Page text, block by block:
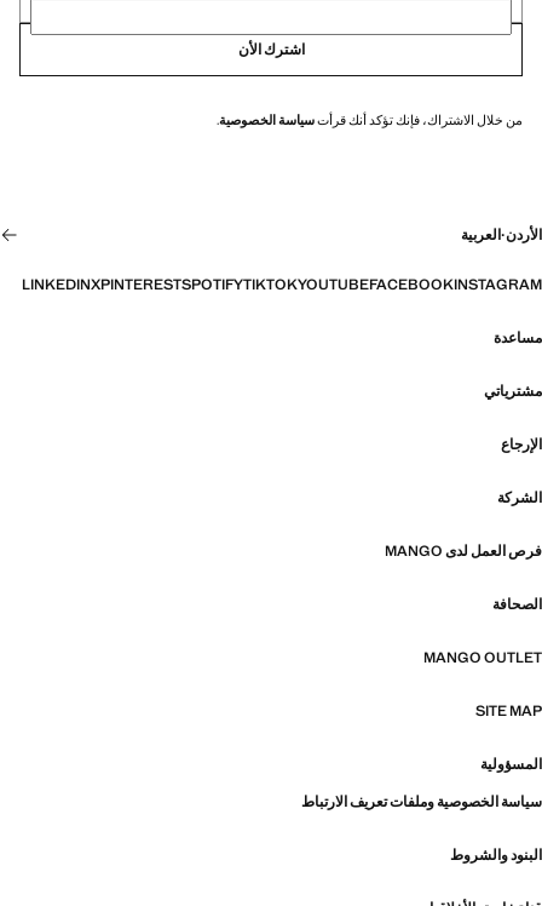
اشترك الأن
من خلال الاشتراك، فإنك تؤكد أنك قرأتسياسة الخصوصية.
الأردن·العربية
INSTAGRAM
FACEBOOK
YOUTUBE
TIKTOK
SPOTIFY
PINTEREST
X
LINKEDIN
مساعدة
مشترياتي
الإرجاع
الشركة
فرص العمل لدى MANGO
الصحافة
MANGO OUTLET
SITE MAP
المسؤولية
سياسة الخصوصية وملفات تعريف الارتباط
البنود والشروط